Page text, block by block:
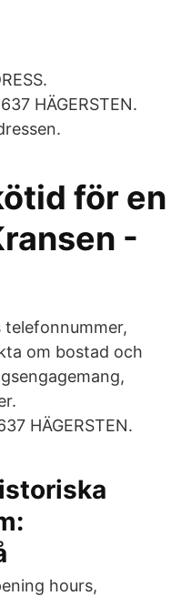
HÄGERSTEN.
för en
-
telefonnummer,
om bostad och
HÄGERSTEN.
hours,